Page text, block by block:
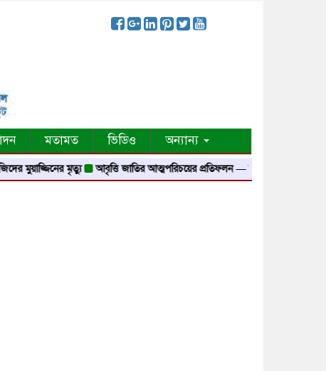
মতামত ভিডিও অন্যান্য
মৃত্যু আবৃত্তি জাতির আত্মপরিচয়ের প্রতিফলন — সংস্কৃতি মন্ত্রী